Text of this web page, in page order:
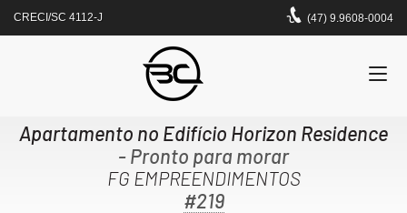
CRECI/SC 4112-J (47) 9.9608-0004
Apartamento no Edifício Horizon Residence
- Pronto para morar
FG EMPREENDIMENTOS
#219